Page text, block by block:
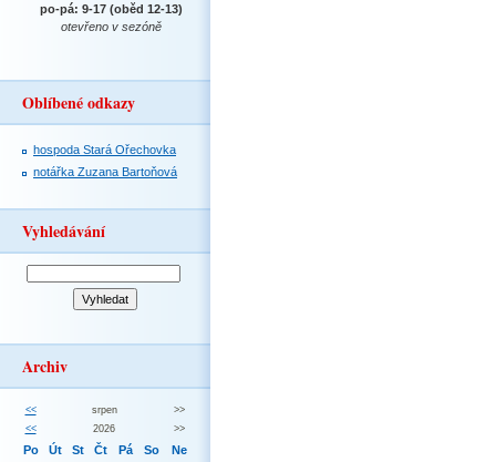
po-pá: 9-17 (oběd 12-13)
otevřeno v sezóně
Oblíbené odkazy
hospoda Stará Ořechovka
notářka Zuzana Bartoňová
Vyhledávání
Archiv
<< srpen
>>
<<
2026 >>
Po Út St Čt Pá So Ne